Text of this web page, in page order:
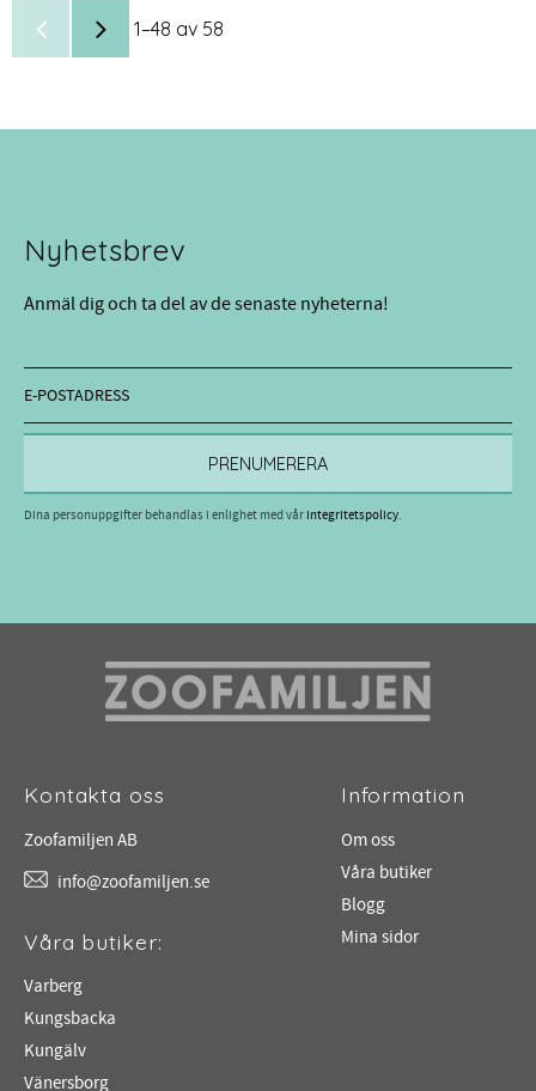
1–48 av 58
Nyhetsbrev
Anmäl dig och ta del av de senaste nyheterna!
PRENUMERERA
Dina personuppgifter behandlas i enlighet med vårintegritetspolicy.
Kontakta oss
Zoofamiljen AB
info@zoofamiljen.se
Våra butiker:
Varberg
Kungsbacka
Kungälv
Vänersborg
Information
Om oss
Våra butiker
Blogg
Mina sidor